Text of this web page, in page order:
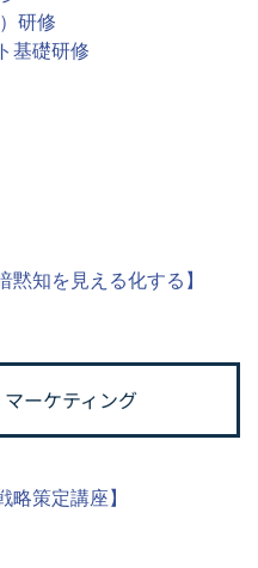
研修
基礎研修
知を見える化する】
ーケティング
策定講座】